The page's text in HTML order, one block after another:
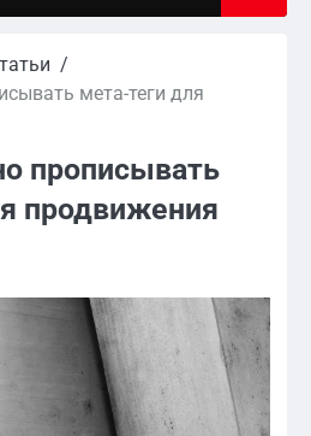
мета-теги для
прописывать
продвижения